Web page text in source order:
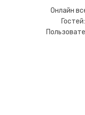
Онлайн
Гостей: